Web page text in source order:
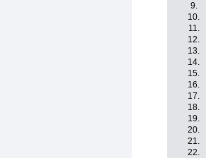
9.
10.
11.
12.
13.
14.
15.
16.
17.
18.
19.
20.
21.
22.